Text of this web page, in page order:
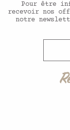
Pour être
recevoir nos
notre